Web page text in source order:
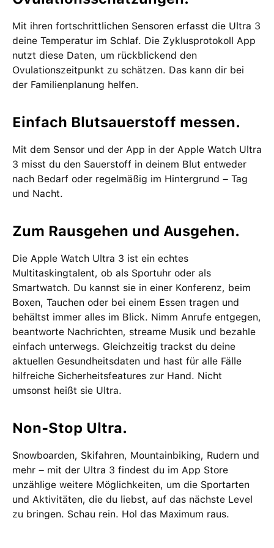
Mit ihren fortschrittlichen Sensoren erfasst die Ultra 3
deine Temperatur im Schlaf. Die Zyklusprotokoll App
nutzt diese Daten, um rückblickend den
Ovulationszeitpunkt zu schätzen. Das kann dir bei
der Familienplanung helfen.
Einfach Blutsauerstoff messen.
Mit dem Sensor und der App in der Apple Watch Ultra
3 misst du den Sauerstoff in deinem Blut entweder
nach Bedarf oder regelmäßig im Hintergrund – Tag
und Nacht.
Zum Rausgehen und Ausgehen.
Die Apple Watch Ultra 3 ist ein echtes
Multitaskingtalent, ob als Sportuhr oder als
Smartwatch. Du kannst sie in einer Konferenz, beim
Boxen, Tauchen oder bei einem Essen tragen und
behältst immer alles im Blick. Nimm Anrufe entgegen,
beantworte Nachrichten, streame Musik und bezahle
einfach unterwegs. Gleichzeitig trackst du deine
aktuellen Gesundheitsdaten und hast für alle Fälle
hilfreiche Sicherheitsfeatures zur Hand. Nicht
umsonst heißt sie Ultra.
Non-Stop Ultra.
Snowboarden, Skifahren, Mountainbiking, Rudern und
mehr – mit der Ultra 3 findest du im App Store
unzählige weitere Möglichkeiten, um die Sportarten
und Aktivitäten, die du liebst, auf das nächste Level
zu bringen. Schau rein. Hol das Maximum raus.